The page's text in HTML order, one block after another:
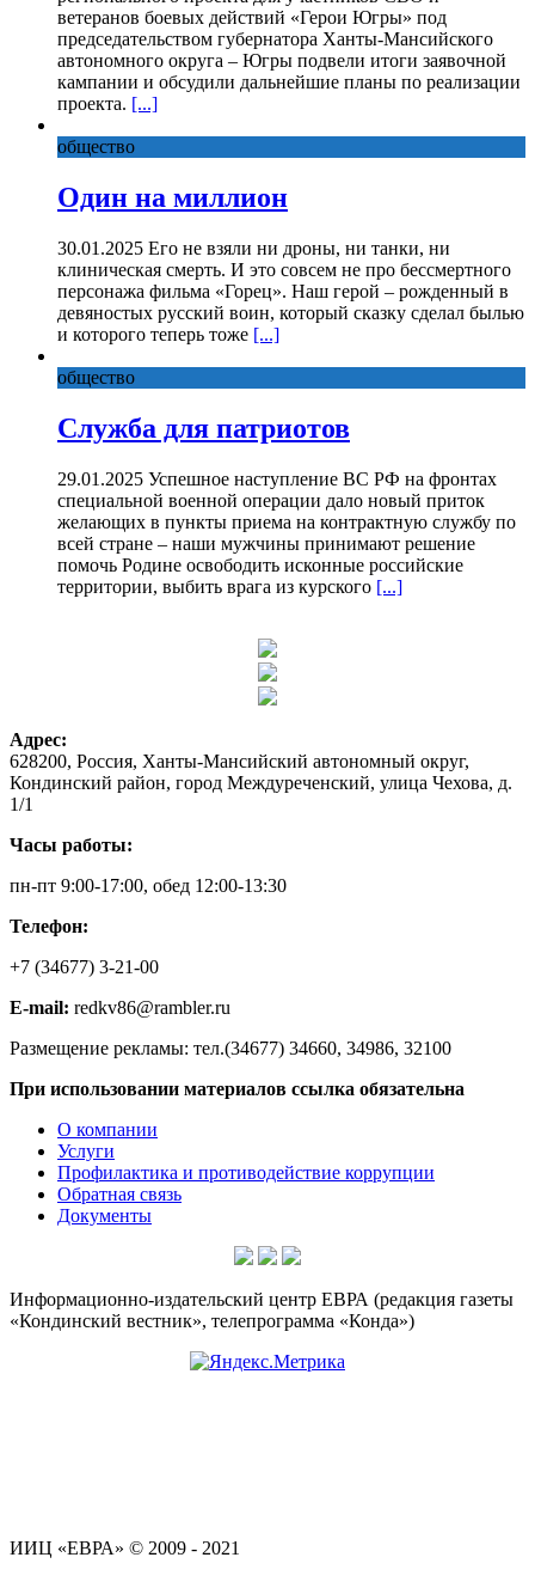
ветеранов боевых действий «Герои Югры» под
председательством губернатора Ханты-Мансийского
автономного округа – Югры подвели итоги заявочной
кампании и обсудили дальнейшие планы по реализации
проекта. [...]
общество
Один на миллион
30.01.2025 Его не взяли ни дроны, ни танки, ни
клиническая смерть. И это совсем не про бессмертного
персонажа фильма «Горец». Наш герой – рожденный в
девяностых русский воин, который сказку сделал былью
и которого теперь тоже [...]
общество
Служба для патриотов
29.01.2025 Успешное наступление ВС РФ на фронтах
специальной военной операции дало новый приток
желающих в пункты приема на контрактную службу по
всей стране – наши мужчины принимают решение
помочь Родине освободить исконные российские
территории, выбить врага из курского [...]
Адрес:
628200, Россия, Ханты-Мансийский автономный округ,
Кондинский район, город Междуреченский, улица Чехова, д.
1/1
Часы работы:
пн-пт 9:00-17:00, обед 12:00-13:30
Телефон:
+7 (34677) 3-21-00
E-mail: redkv86@rambler.ru
Размещение рекламы: тел.(34677) 34660, 34986, 32100
При использовании материалов ссылка обязательна
О компании
Услуги
Профилактика и противодействие коррупции
Обратная связь
Документы
Информационно-издательский центр ЕВРА (редакция газеты
«Кондинский вестник», телепрограмма «Конда»)
ИИЦ «ЕВРА» © 2009 - 2021